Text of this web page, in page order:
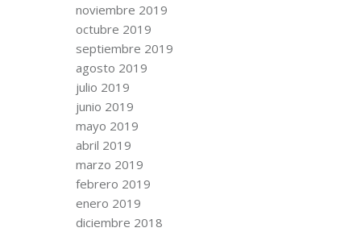
noviembre 2019
octubre 2019
septiembre 2019
agosto 2019
julio 2019
junio 2019
mayo 2019
abril 2019
marzo 2019
febrero 2019
enero 2019
diciembre 2018